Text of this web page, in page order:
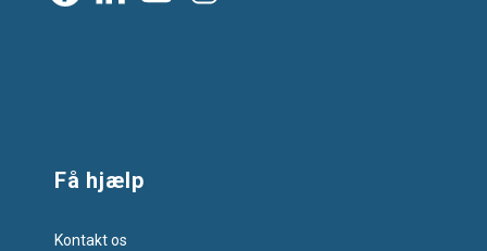
Få hjælp
Kontakt os